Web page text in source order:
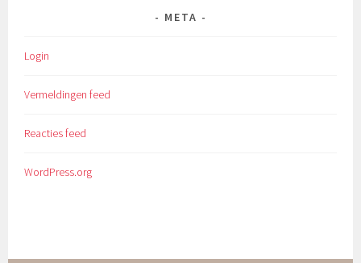
META
Login
Vermeldingen feed
Reacties feed
WordPress.org